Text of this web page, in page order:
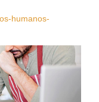
humanos-